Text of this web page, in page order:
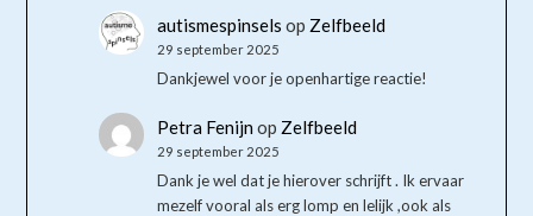
autismespinsels op Zelfbeeld
29 september 2025
Dankjewel voor je openhartige reactie!
Petra Fenijnop Zelfbeeld
29 september 2025
Dank je wel dat je hierover schrijft . Ik ervaar
mezelf vooral als erg lomp en lelijk ,ook als